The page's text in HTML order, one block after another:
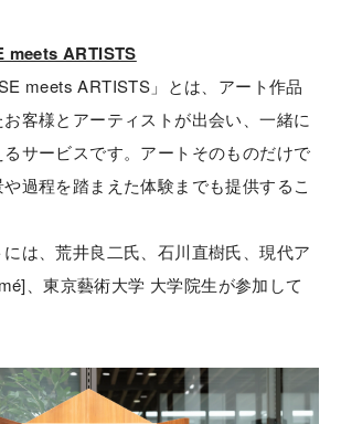
meets ARTISTS
meets ARTISTS」とは、アート作品
客様とアーティストが出会い、一緒に
サービスです。アートそのものだけで
過程を踏まえた体験までも提供するこ
は、荒井良二氏、石川直樹氏、現代ア
、東京藝術大学 大学院生が参加して